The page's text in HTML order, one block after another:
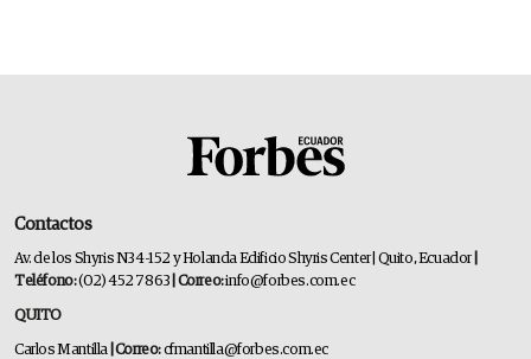
Contactos
Av. de los Shyris N34-152 y Holanda Edificio Shyris Center | Quito, Ecuador
Teléfono:(02) 452 7863 | Correo:info@forbes.com.ec
QUITO
Carlos Mantilla | Correo:cfmantilla@forbes.com.ec